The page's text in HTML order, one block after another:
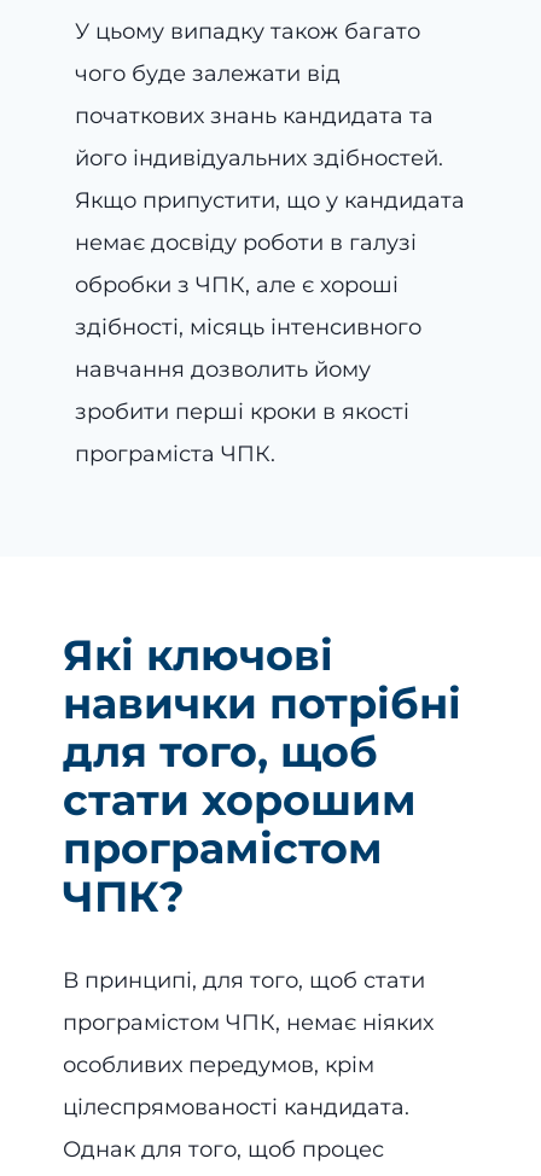
У цьому випадку також багато
чого буде залежати від
початкових знань кандидата та
його індивідуальних здібностей.
Якщо припустити, що у кандидата
немає досвіду роботи в галузі
обробки з ЧПК, але є хороші
здібності, місяць інтенсивного
навчання дозволить йому
зробити перші кроки в якості
програміста ЧПК.
Які ключові
навички потрібні
для того, щоб
стати хорошим
програмістом
ЧПК?
В принципі, для того, щоб стати
програмістом ЧПК, немає ніяких
особливих передумов, крім
цілеспрямованості кандидата.
Однак для того, щоб процес